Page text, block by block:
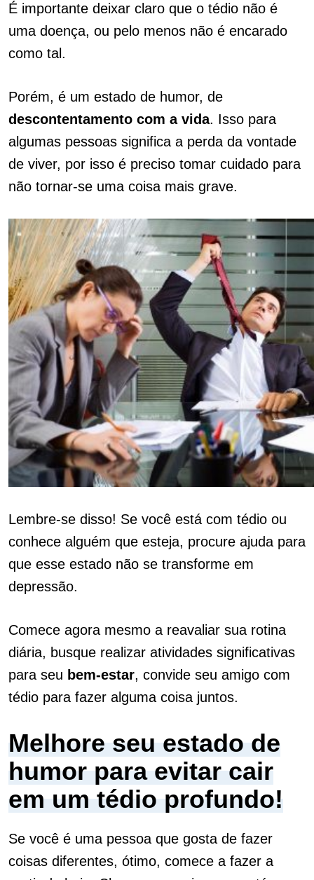
É importante deixar claro que o tédio não é
uma doença, ou pelo menos não é encarado
como tal.
Porém, é um estado de humor, de
descontentamento com a vida. Isso para
algumas pessoas significa a perda da vontade
de viver, por isso é preciso tomar cuidado para
não tornar-se uma coisa mais grave.
Lembre-se disso! Se você está com tédio ou
conhece alguém que esteja, procure ajuda para
que esse estado não se transforme em
depressão.
Comece agora mesmo a reavaliar sua rotina
diária, busque realizar atividades significativas
para seu bem-estar, convide seu amigo com
tédio para fazer alguma coisa juntos.
Melhore seu estado de
humor para evitar cair
em um tédio profundo!
Se você é uma pessoa que gosta de fazer
coisas diferentes, ótimo, comece a fazer a